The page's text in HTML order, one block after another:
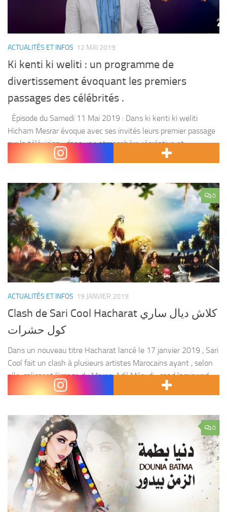
ACTUALITÉS ET INFOS 12 MAI 2019
Ki kenti ki weliti : un programme de
divertissement évoquant les premiers
passages des célébrités .
Épisode du Samedi 11 Mai 2019 : Dans ki kenti ki weliti
Hicham Mesrar évoque avec ses invités leurs premier passage
sur la télévision , dans une atmosphère récréative et
amusante . Hicham...
0
ACTUALITÉS ET INFOS 19 JANVIER 2019
Clash de Sari Cool Hacharat كلاش ديال ساري
كول حشرات
Dans un nouveau titre Hacharat lancé le 17 janvier 2019 , Sari
Cool fait un clash à plusieurs artistes Marocains ayant , selon
elle, salissent l’image du Maroc. Adil Miloudi , saad lamjarred,
dounia...
0